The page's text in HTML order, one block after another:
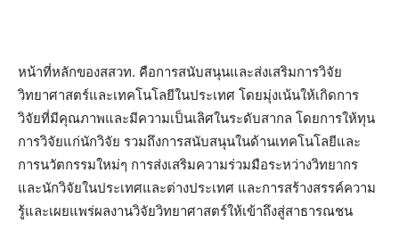
หน้าที่หลักของสสวท. คือการสนับสนุนและส่งเสริมการวิจัย
วิทยาศาสตร์และเทคโนโลยีในประเทศ โดยมุ่งเน้นให้เกิดการ
วิจัยที่มีคุณภาพและมีความเป็นเลิศในระดับสากล โดยการให้ทุน
การวิจัยแก่นักวิจัย รวมถึงการสนับสนุนในด้านเทคโนโลยีและ
การนวัตกรรมใหม่ๆ การส่งเสริมความร่วมมือระหว่างวิทยากร
และนักวิจัยในประเทศและต่างประเทศ และการสร้างสรรค์ความ
รู้และเผยแพร่ผลงานวิจัยวิทยาศาสตร์ให้เข้าถึงสู่สาธารณชน